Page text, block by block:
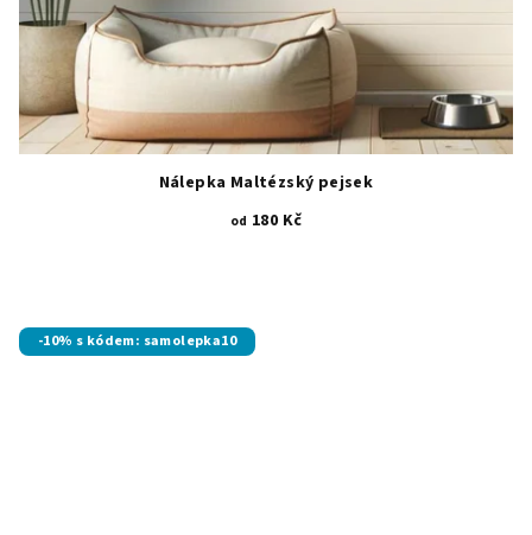
Nálepka Maltézský pejsek
od 180 Kč
-10% s kódem: samolepka10